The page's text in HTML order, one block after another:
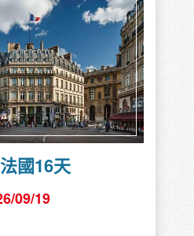
國16天
09/19